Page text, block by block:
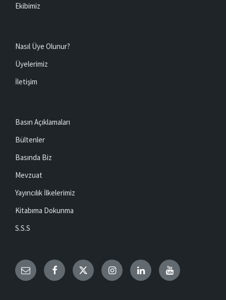
Ekibimiz
Nasıl Üye Olunur?
Üyelerimiz
İletişim
Basın Açıklamaları
Bültenler
Basında Biz
Mevzuat
Yayıncılık İlkelerimiz
Kitabıma Dokunma
S.S.S
Email Facebook TwitterInstagramLinkedInYouTube